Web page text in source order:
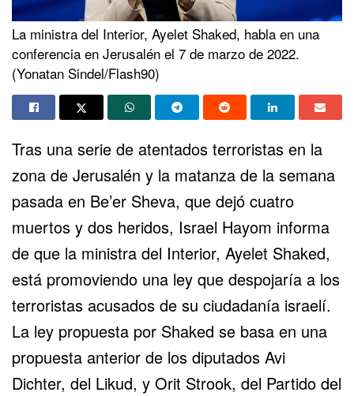
La ministra del Interior, Ayelet Shaked, habla en una
conferencia en Jerusalén el 7 de marzo de 2022.
(Yonatan Sindel/Flash90)
Tras una serie de atentados terroristas en la
zona de Jerusalén y la matanza de la semana
pasada en Be’er Sheva, que dejó cuatro
muertos y dos heridos, Israel Hayom informa
de que la ministra del Interior, Ayelet Shaked,
está promoviendo una ley que despojaría a los
terroristas acusados de su ciudadanía israelí.
La ley propuesta por Shaked se basa en una
propuesta anterior de los diputados Avi
Dichter, del Likud, y Orit Strook, del Partido del